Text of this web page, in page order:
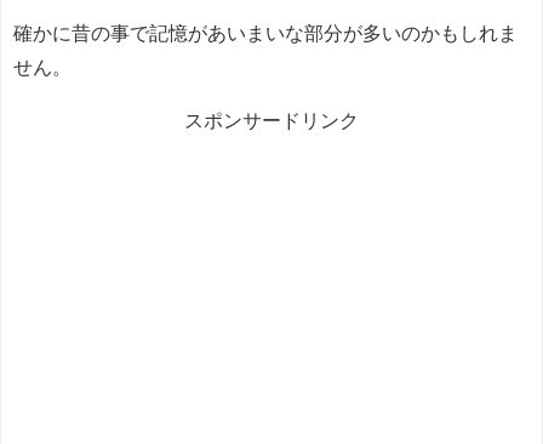
確かに昔の事で記憶があいまいな部分が多いのかもしれま
せん。
スポンサードリンク